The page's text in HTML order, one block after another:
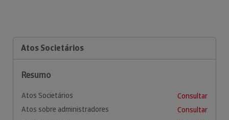
Atos Societários
Resumo
Atos Societários
Consultar
Atos sobre administradores
Consultar